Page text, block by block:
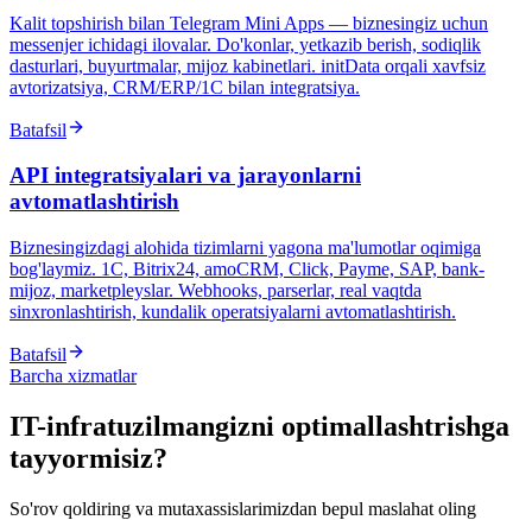
Kalit topshirish bilan Telegram Mini Apps — biznesingiz uchun
messenjer ichidagi ilovalar. Do'konlar, yetkazib berish, sodiqlik
dasturlari, buyurtmalar, mijoz kabinetlari. initData orqali xavfsiz
avtorizatsiya, CRM/ERP/1C bilan integratsiya.
Batafsil
API integratsiyalari va jarayonlarni
avtomatlashtirish
Biznesingizdagi alohida tizimlarni yagona ma'lumotlar oqimiga
bog'laymiz. 1C, Bitrix24, amoCRM, Click, Payme, SAP, bank-
mijoz, marketpleyslar. Webhooks, parserlar, real vaqtda
sinxronlashtirish, kundalik operatsiyalarni avtomatlashtirish.
Batafsil
Barcha xizmatlar
IT-infratuzilmangizni optimallashtrishga
tayyormisiz?
So'rov qoldiring va mutaxassislarimizdan bepul maslahat oling